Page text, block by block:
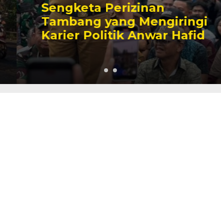
Sengketa Perizinan
Tambang yang Mengiringi
Karier Politik Anwar Hafid